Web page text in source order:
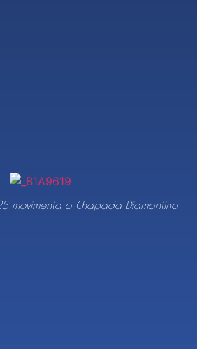
movimenta a Chapada Diamantina